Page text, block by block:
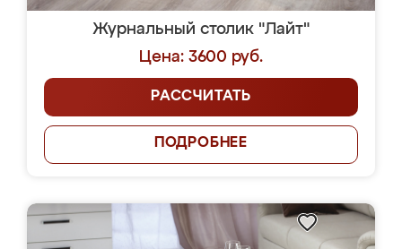
Журнальный столик "Лайт"
Цена: 3600 руб.
РАССЧИТАТЬ
ПОДРОБНЕЕ